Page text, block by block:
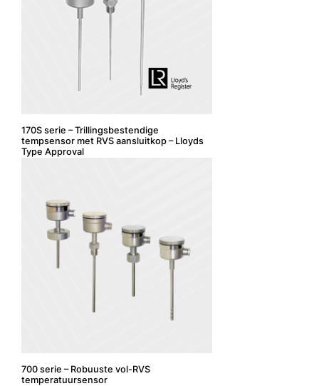
170S serie – Trillingsbestendige
tempsensor met RVS aansluitkop – Lloyds
Type Approval
700 serie – Robuuste vol-RVS
temperatuursensor